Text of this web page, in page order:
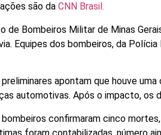
são daCNN Brasil.
de Bombeiros Militar de Minas
Equipes dos bombeiros, da
apontam que houve
automotivas. Após o impacto, os
confirmaram cinco
foram contabilizadas, número